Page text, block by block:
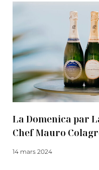
La Domenica par
Chef Mauro
14 mars 2024